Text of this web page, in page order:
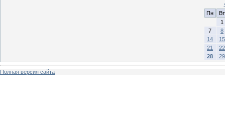
Пн
Вт
1
7
8
14
15
21
22
28
29
Полная версия сайта